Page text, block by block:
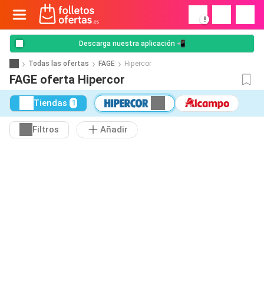
!
Descarga nuestra aplicación 📲
Todas las ofertas FAGE Hipercor
FAGE oferta Hipercor
Tiendas 1
Filtros Añadir